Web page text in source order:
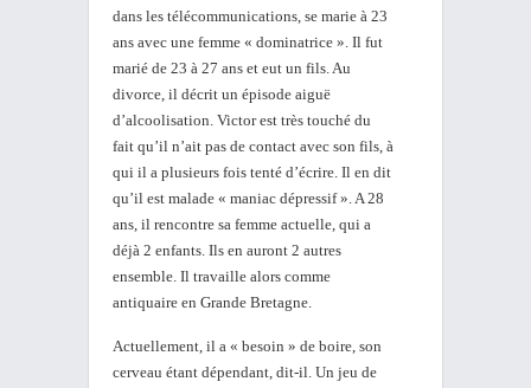
dans les télécommunications, se marie à 23
ans avec une femme « dominatrice ». Il fut
marié de 23 à 27 ans et eut un fils. Au
divorce, il décrit un épisode aiguë
d’alcoolisation. Victor est très touché du
fait qu’il n’ait pas de contact avec son fils, à
qui il a plusieurs fois tenté d’écrire. Il en dit
qu’il est malade « maniac dépressif ». A 28
ans, il rencontre sa femme actuelle, qui a
déjà 2 enfants. Ils en auront 2 autres
ensemble. Il travaille alors comme
antiquaire en Grande Bretagne.
Actuellement, il a « besoin » de boire, son
cerveau étant dépendant, dit-il. Un jeu de